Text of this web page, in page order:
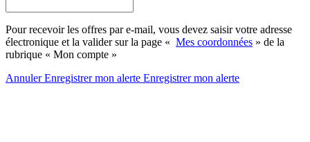
Pour recevoir les offres par e-mail, vous devez saisir votre adresse
électronique et la valider sur la page « Mes coordonnées » de la
rubrique « Mon compte »
AnnulerEnregistrer mon alerte Enregistrermon alerte